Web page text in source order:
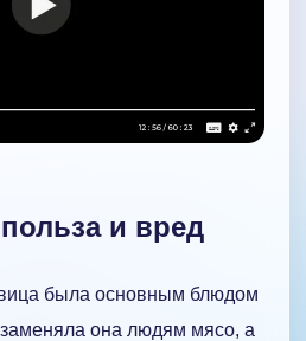
и вред
была основным блюдом
она людям мясо, а